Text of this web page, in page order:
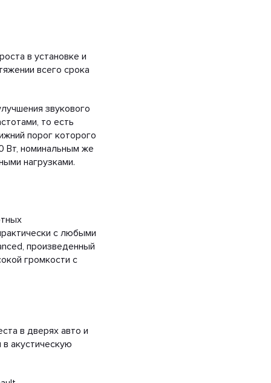
в установке и
всего срока
звукового
то есть
порог которого
Вт, номинальным же
нагрузками.
с любыми
произведенный
громкости с
в дверях авто и
акустическую